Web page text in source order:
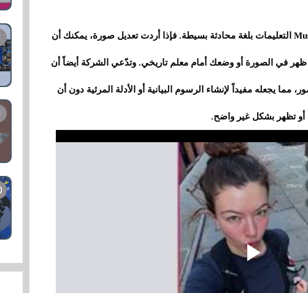
بحسب شركة ميتا، يفهم برنامج Muse Image التعليمات بلغة محادثة بسيطة. فإذا أردت تعديل صورة، يمكنك أن
في الصورة أو وضعك أمام معلم تاريخي. وتدّعي الشركة أيضاً أن
يجعله مفيداً لإنشاء الرسوم البيانية أو الأدلة المرئية دون أن
أو تظهر بشكل غير واضح.